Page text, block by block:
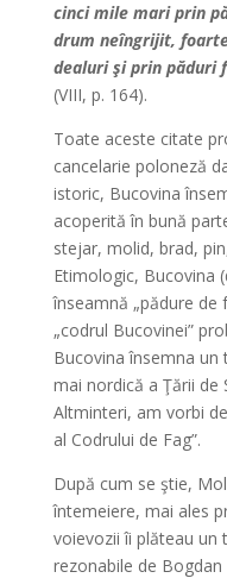
cinci mile mari prin
drum neîngrijit,
dealuri şi prin păduri
(VIII, p. 164).
Toate aceste citate
cancelarie poloneză
istoric, Bucovina
acoperită în bună
stejar, molid, brad,
Etimologic, Bucovina
înseamnă „pădure de
„codrul Bucovinei”
Bucovina însemna
mai nordică a Ţării de
Altminteri, am vorbi
al Codrului de Fag”.
După cum se ştie,
întemeiere, mai ales
voievozii îi plăteau un
rezonabile de